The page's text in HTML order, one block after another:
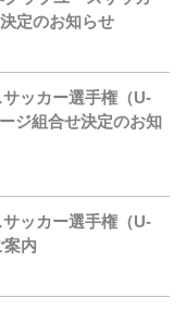
定のお知らせ
ッカー選手権（U-
ジ組合せ決定のお知
ッカー選手権（U-
内